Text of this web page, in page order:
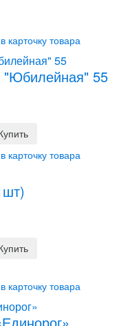
карточку товара
"Юбилейная" 55
карточку товара
карточку товара